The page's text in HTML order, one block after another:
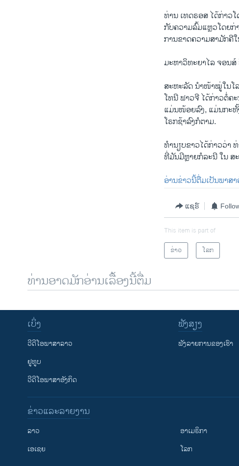
ທ່ານ ເທດຣອສ ໄດ້ກ່າວ
ກັບຄວາມລົ້ມແຫຼວໂດຍກ່
ການຂາດຄວາມສາມັກຄີ
ມະຫາວິທະຍາໄລ ຈອນ
ສະຫະລັດ ນຳໜ້າໝູ່ໃນໂ
ໂທນີ ຟາວຈີ ໄດ້ກ່າວຕໍ່ຄ
ແມ່ນໜ້ອຍລົງ, ແມ່ນກະ
ໂຣກຊ້າລົງກໍຕາມ.
ທຳນຽບຂາວໄດ້ກ່າວວ່າ
ທີ່ມັນມີຫຼາຍກໍລະນີ ໃນ ສ
ອ່ານຂ່າວນີ້ຕື່ມເປັນພາສ
ແຊຣ໌
This item is part of
ຂ່າວ
ໂລກ
ທ່ານອາດມັກອ່ານເລື້ອງນີ້ຕື່ມ
ເບິ່ງ
ວີດີໂອພາສາລາວ
ຢູທູບ
ວີດີໂອພາສາອັງກິດ
ຟັງສຽງ
ຟັງລາຍການຂອງເຮົາ
ຂ່າວແລະລາຍງານ
ລາວ
ເອເຊຍ
ອາເມຣິກາ
ໂລກ